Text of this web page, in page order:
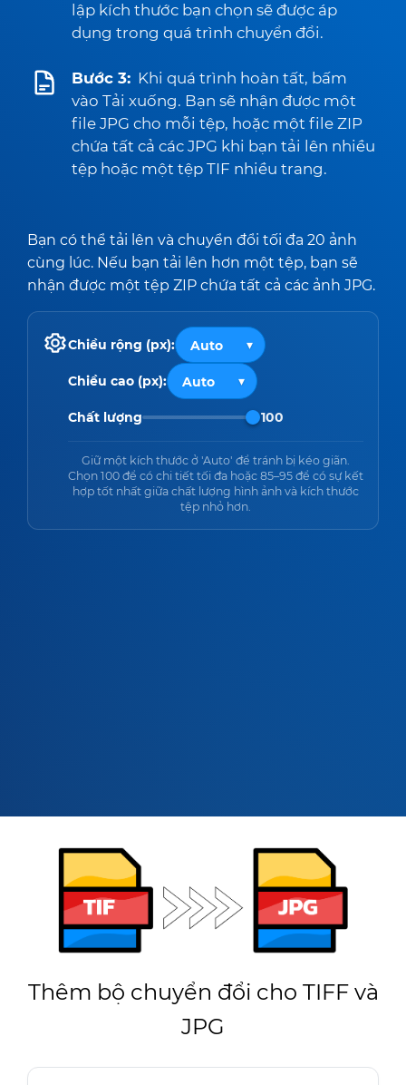
lập kích thước bạn chọn sẽ được áp
dụng trong quá trình chuyển đổi.
Bước 3: Khi quá trình hoàn tất, bấm
vào Tải xuống. Bạn sẽ nhận được một
file JPG cho mỗi tệp, hoặc một file ZIP
chứa tất cả các JPG khi bạn tải lên nhiều
tệp hoặc một tệp TIF nhiều trang.
Bạn có thể tải lên và chuyển đổi tối đa 20 ảnh
cùng lúc. Nếu bạn tải lên hơn một tệp, bạn sẽ
nhận được một tệp ZIP chứa tất cả các ảnh JPG.
Chiều rộng (px):
Chiều cao (px):
Chất lượng 100
Giữ một kích thước ở 'Auto' để tránh bị kéo giãn.
Chọn 100 để có chi tiết tối đa hoặc 85–95 để có sự kết
hợp tốt nhất giữa chất lượng hình ảnh và kích thước
tệp nhỏ hơn.
Thêm bộ chuyển đổi cho TIFF và
JPG